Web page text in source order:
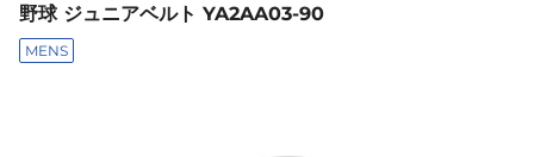
野球 ジュニアベルト YA2AA03-90
MENS